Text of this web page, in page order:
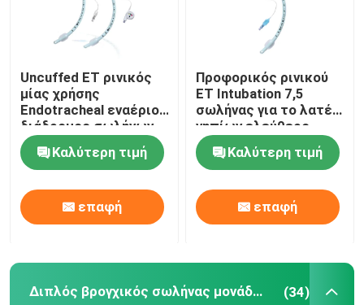
Uncuffed ET ρινικός
μίας χρήσης
Endotracheal εναέριος
διάδρομος σωλήνων
για το χειρουργικό
cOemΚαλύτερη τιμή
επαφή
Προφορικός ρινικού
ET Intubation 7,5
σωλήνας για το λατέξ
νηπίων ελεύθερο
Καλύτερη τιμή
επαφή
Διπλός βρογχικός σωλήνας μονάδων λούμεν (34)